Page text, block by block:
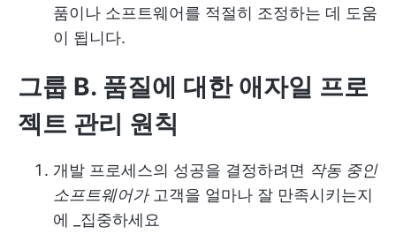
품이나 소프트웨어를 적절히 조정하는 데 도움
이 됩니다.
그룹 B. 품질에 대한 애자일 프로
젝트 관리 원칙
개발 프로세스의 성공을 결정하려면 작동 중인
소프트웨어가 고객을 얼마나 잘 만족시키는지
에 _집중하세요